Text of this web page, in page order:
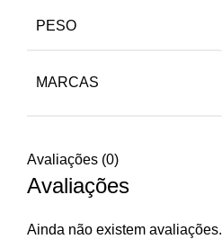
PESO
MARCAS
Avaliações (0)
Avaliações
Ainda não existem avaliações.